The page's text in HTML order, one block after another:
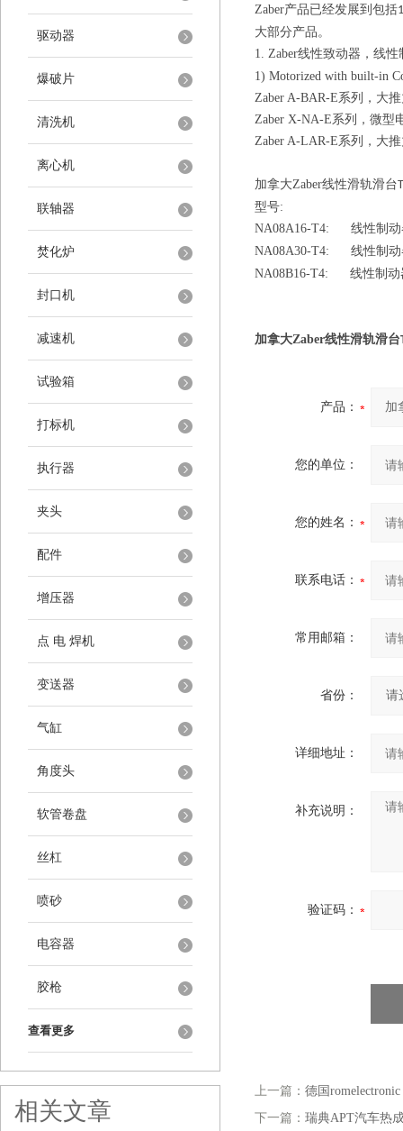
驱动器
爆破片
清洗机
离心机
联轴器
焚化炉
封口机
减速机
试验箱
打标机
执行器
夹头
配件
增压器
点 电 焊机
变送器
气缸
角度头
软管卷盘
丝杠
喷砂
电容器
胶枪
查看更多
相关文章
Zaber产品已经发展到包括
大部分产品。
1. Zaber线性致动器，线性
1) Motorized with built-in
Zaber A-BAR-E系列，大
Zaber X-NA-E系列，微型
Zaber A-LAR-E系列，大
加拿大Zaber线性滑轨滑台
型号:
NA08A16-T4: 线性制
NA08A30-T4: 线性制
NA08B16-T4: 线性制动
加拿大Zaber线性滑轨滑台
产品：
您的单位：
您的姓名：
联系电话：
常用邮箱：
省份：
详细地址：
补充说明：
验证码：
上一篇： 德国
下一篇： 瑞典APT汽车热